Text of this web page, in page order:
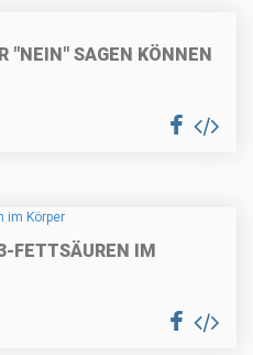
"NEIN" SAGEN KÖNNEN
FETTSÄUREN IM